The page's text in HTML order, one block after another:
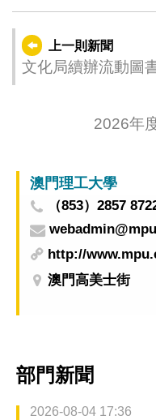
上一則新聞
文化局續辦流動圖
2026年
澳門理工大學
（853）2857
http://
澳門高美士街
部門新聞
2026-08-04 17:36